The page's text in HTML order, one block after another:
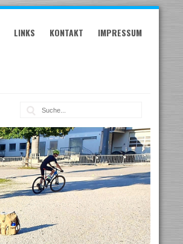
LINKS KONTAKT IMPRESSUM
Suche: